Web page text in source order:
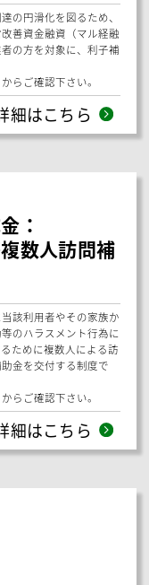
を図り、もって本市の
向上に資することを目
】市内に住所を有する
万円を限度とす
茂原市条例第3号）第
定を受けた指定事業
申込方法ほか詳細情報
：
金（マル経
の円滑化を図るため、
善資金融資（マル経融
の方を対象に、利子補
らご確認下さい。
細はこちら
：